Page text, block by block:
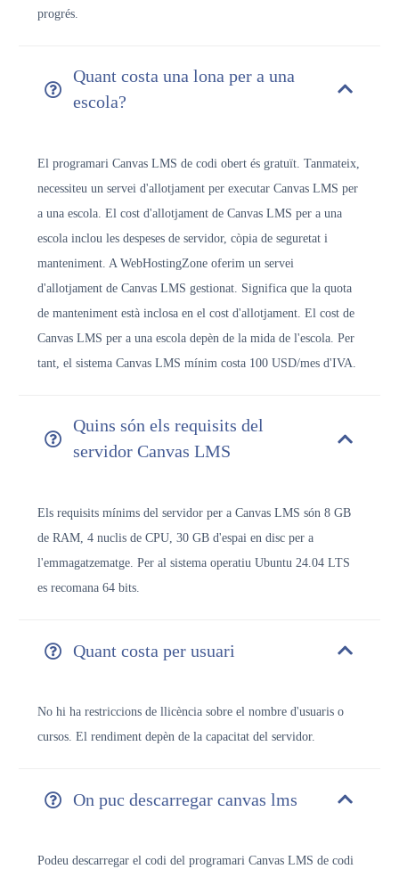
progrés.
Quant costa una lona per a una
escola?
El programari Canvas LMS de codi obert és gratuït. Tanmateix,
necessiteu un servei d'allotjament per executar Canvas LMS per
a una escola. El cost d'allotjament de Canvas LMS per a una
escola inclou les despeses de servidor, còpia de seguretat i
manteniment. A WebHostingZone oferim un servei
d'allotjament de Canvas LMS gestionat. Significa que la quota
de manteniment està inclosa en el cost d'allotjament. El cost de
Canvas LMS per a una escola depèn de la mida de l'escola. Per
tant, el sistema Canvas LMS mínim costa 100 USD/mes d'IVA.
Quins són els requisits del
servidor Canvas LMS
Els requisits mínims del servidor per a Canvas LMS són 8 GB
de RAM, 4 nuclis de CPU, 30 GB d'espai en disc per a
l'emmagatzematge. Per al sistema operatiu Ubuntu 24.04 LTS
es recomana 64 bits.
Quant costa per usuari
No hi ha restriccions de llicència sobre el nombre d'usuaris o
cursos. El rendiment depèn de la capacitat del servidor.
On puc descarregar canvas lms
Podeu descarregar el codi del programari Canvas LMS de codi